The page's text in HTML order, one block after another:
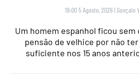
19:00 5 Agosto, 2026 | Gonçalo
Um homem espanhol ficou
pensão de velhice por não
suficiente nos 15 anos